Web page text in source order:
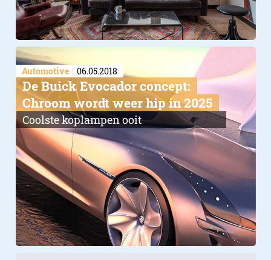
Automotive 06.05.2018
De Buick Evocador concept:
Chroom wordt weer hip in 2025
Coolste koplampen ooit